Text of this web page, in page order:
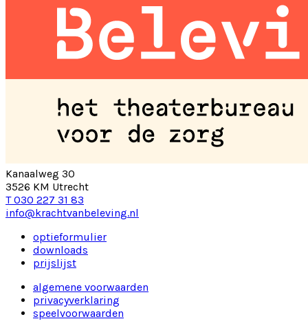
Kanaalweg 30
3526 KM Utrecht
T 030 227 31 83
info@krachtvanbeleving.nl
optieformulier
downloads
prijslijst
algemene voorwaarden
privacyverklaring
speelvoorwaarden